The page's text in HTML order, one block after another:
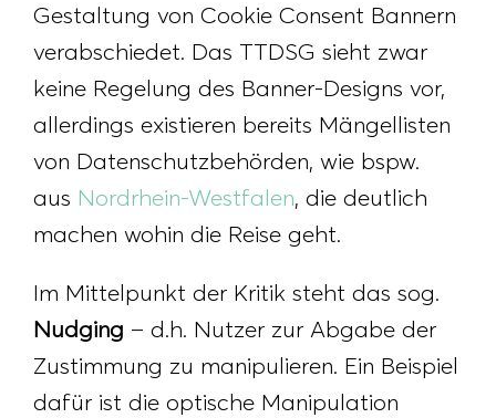
Gestaltung von Cookie Consent Bannern
verabschiedet. Das TTDSG sieht zwar
keine Regelung des Banner-Designs vor,
allerdings existieren bereits Mängellisten
von Datenschutzbehörden, wie bspw.
aus Nordrhein-Westfalen, die deutlich
machen wohin die Reise geht.
Im Mittelpunkt der Kritik steht das sog.
Nudging – d.h. Nutzer zur Abgabe der
Zustimmung zu manipulieren. Ein Beispiel
dafür ist die optische Manipulation